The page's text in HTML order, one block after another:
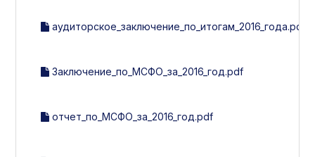
аудиторское_заключение_по_итогам_2016_года.pdf
Заключение_по_МСФО_за_2016_год.pdf
отчет_по_МСФО_за_2016_год.pdf